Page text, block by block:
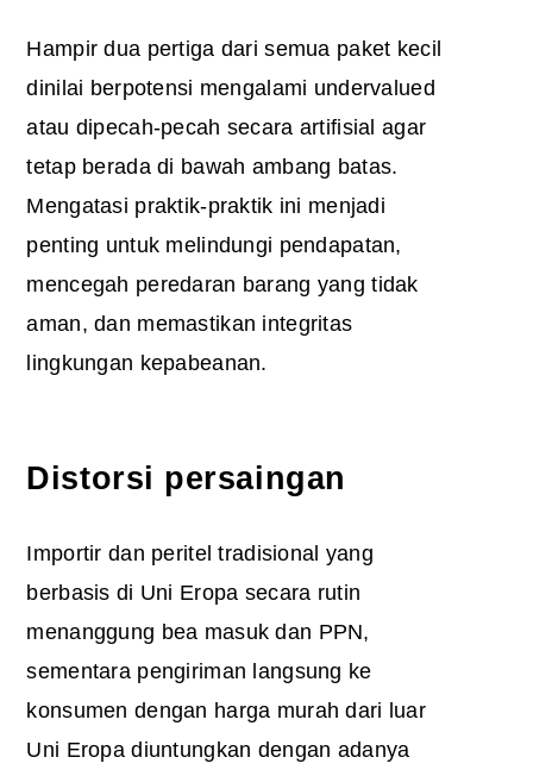
Hampir dua pertiga dari semua paket kecil
dinilai berpotensi mengalami undervalued
atau dipecah-pecah secara artifisial agar
tetap berada di bawah ambang batas.
Mengatasi praktik-praktik ini menjadi
penting untuk melindungi pendapatan,
mencegah peredaran barang yang tidak
aman, dan memastikan integritas
lingkungan kepabeanan.
Distorsi persaingan
Importir dan peritel tradisional yang
berbasis di Uni Eropa secara rutin
menanggung bea masuk dan PPN,
sementara pengiriman langsung ke
konsumen dengan harga murah dari luar
Uni Eropa diuntungkan dengan adanya